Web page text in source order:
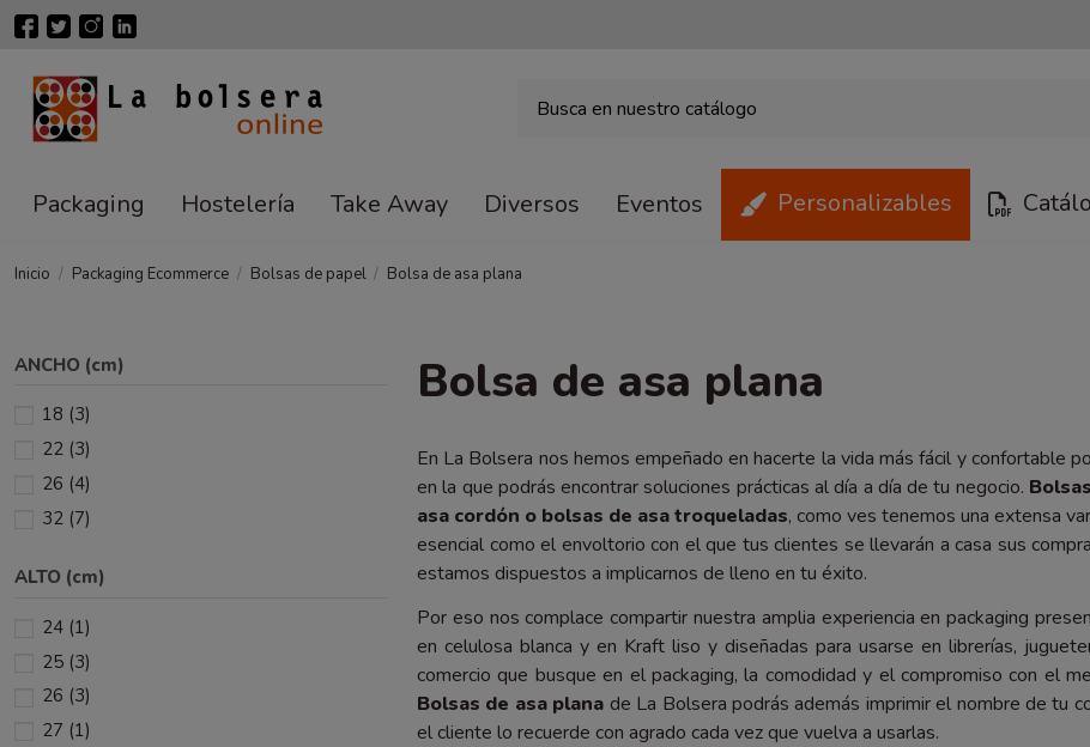
Packaging Hostelería Take Away Diversos Eventos Personalizables
Inicio Packaging Ecommerce Bolsas de papel Bolsa de asa plana
Bolsa de asa plana
En La Bolsera nos hemos empeñado en hacerte la vida más fácil y confortable
en la que podrás encontrar soluciones prácticas al día a día de tu negocio.
asa cordón o bolsas de asa troqueladas, como ves tenemos una extensa
esencial como el envoltorio con el que tus clientes se llevarán a casa sus
estamos dispuestos a implicarnos de lleno en tu éxito.
Por eso nos complace compartir nuestra amplia experiencia en packaging
en celulosa blanca y en Kraft liso y diseñadas para usarse en librerías,
comercio que busque en el packaging, la comodidad y el compromiso con el
Bolsas de asa plana de La Bolsera podrás además imprimir el nombre de tu
el cliente lo recuerde con agrado cada vez que vuelva a usarlas.
ANCHO (cm)
18 (3)
22 (3)
26 (4)
32 (7)
ALTO (cm)
24 (1)
25 (3)
26 (3)
27 (1)